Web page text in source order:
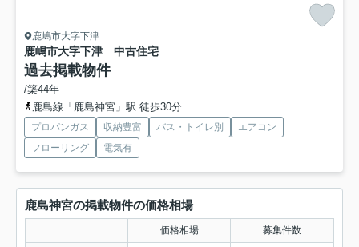
鹿嶋市大字下津
鹿嶋市大字下津 中古住宅
過去掲載物件
/築44年
鹿島線「鹿島神宮」駅 徒歩30分
プロパンガス 収納豊富 バス・トイレ別
エアコン
フローリング
電気有
鹿島神宮の掲載物件の価格相場
価格相場 募集件数